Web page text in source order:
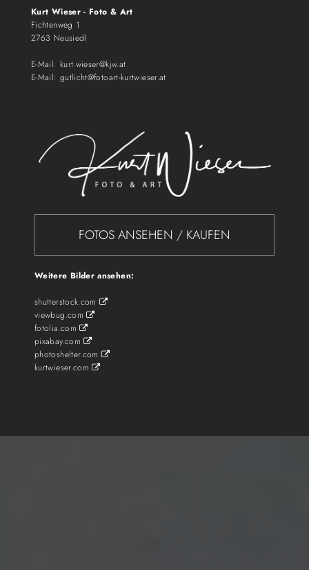
Kurt Wieser - Foto & Art
Fichtenweg 1
2763 Neusiedl
E-Mail: kurt.wieser@kjw.at
E-Mail: gutlicht@fotoart-kurtwieser.at
FOTOS ANSEHEN / KAUFEN
Weitere Bilder ansehen:
shutterstock.com
viewbug.com
fotolia.com
pixabay.com
photoshelter.com
kurtwieser.com